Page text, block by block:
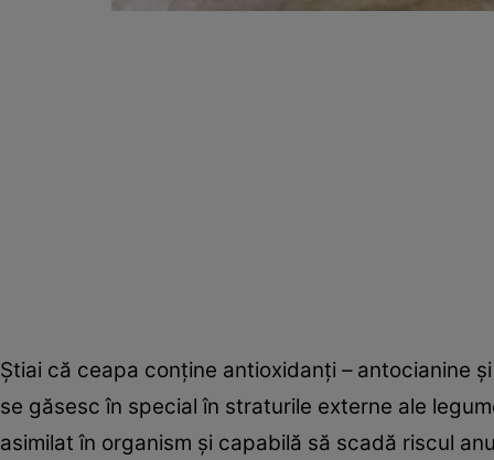
Ştiai că ceapa conţine antioxidanţi – antocianine
se găsesc în special în straturile externe ale
asimilat în organism şi capabilă să scadă riscul